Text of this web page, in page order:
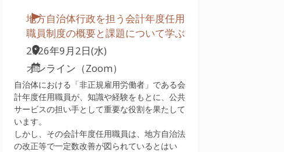
地方自治体行政を担う会計年度任用
職員制度の概要と課題について学ぶ
2026年9月2日(水)
オンライン（Zoom）
自治体における「非正規雇用労働者」である会
計年度任用職員が、知識や経験をもとに、公共
サービスの担い手として重要な役割を果たして
います。
しかし、その会計年度任用職員は、地方自治法
の改正等で一定数改善が図られているとはい